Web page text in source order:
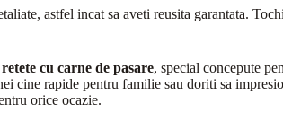
astfel incat sa aveti reusita garantata.
retete cu carne de pasare, special concepute
cine rapide pentru familie sau doriti sa
orice ocazie.